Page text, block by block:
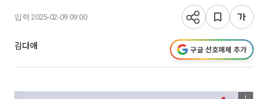
입력 2025-02-09 09:00
김다애 구글 선호매체 추가